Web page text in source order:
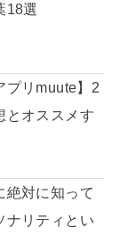
18選
プリmuute】2
とオススメす
絶対に知って
ナリティとい